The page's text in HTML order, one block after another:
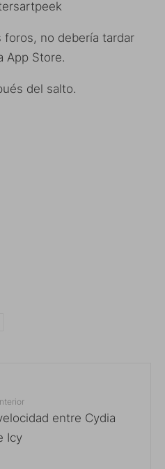
no debería tardar
App Store.
del salto.
entre Cydia
Icy